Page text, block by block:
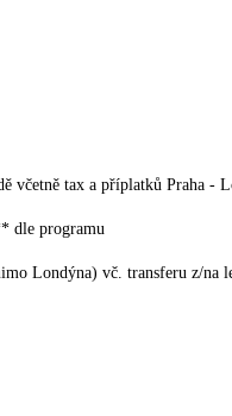
včetně tax a příplatků Praha -
dle programu
Londýna) vč. transferu z/na